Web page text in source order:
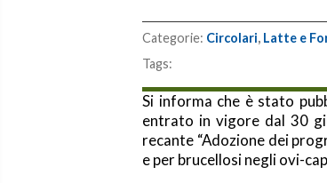
Categorie: Circolari, Latte e
Tags:
Si informa che è stato
entrato in vigore dal 30
recante “Adozione dei
e per brucellosi negli ovi-